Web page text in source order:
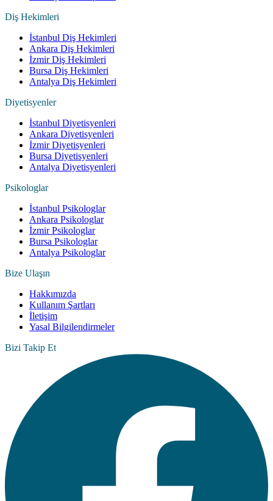
Diş Hekimleri
İstanbul Diş Hekimleri
Ankara Diş Hekimleri
İzmir Diş Hekimleri
Bursa Diş Hekimleri
Antalya Diş Hekimleri
Diyetisyenler
İstanbul Diyetisyenleri
Ankara Diyetisyenleri
İzmir Diyetisyenleri
Bursa Diyetisyenleri
Antalya Diyetisyenleri
Psikologlar
İstanbul Psikologlar
Ankara Psikologlar
İzmir Psikologlar
Bursa Psikologlar
Antalya Psikologlar
Bize Ulaşın
Hakkımızda
Kullanım Şartları
İletişim
Yasal Bilgilendirmeler
Bizi Takip Et